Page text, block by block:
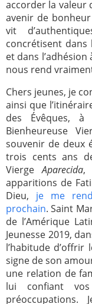
accorder la valeur
avenir de bonheur
vit
concrétisent dans
et dans l’adhésion
nous rend
Chers jeunes, je
ainsi que
des Évêques,
Bienheureuse
souvenir de deux
trois cents ans
ViergeAparecida,
apparitions de
Dieu, je me
prochain. Saint
de l’Amérique
Jeunesse 2019,
l’habitude
signe de son
une relation de
lui confiant